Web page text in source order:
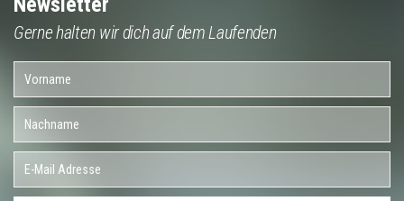
Gerne halten wir dich auf dem Laufenden